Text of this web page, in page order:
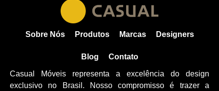
Sobre Nós Produtos Marcas Designers
Blog Contato
Casual Móveis representa a excelência do design
exclusivo no Brasil. Nosso compromisso é trazer a